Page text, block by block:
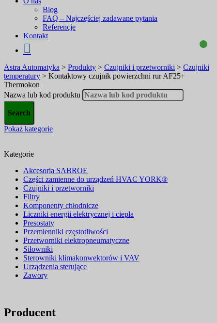
Blog
FAQ – Najczęściej zadawane pytania
Referencje
Kontakt
Astra Automatyka > Produkty > Czujniki i przetworniki > Czujniki
temperatury > Kontaktowy czujnik powierzchni rur AF25+
Thermokon
Nazwa lub kod produktu
Pokaż kategorie
Kategorie
Akcesoria SABROE
Części zamienne do urządzeń HVAC YORK®
Czujniki i przetworniki
Filtry
Komponenty chłodnicze
Liczniki energii elektrycznej i ciepła
Presostaty
Przemienniki częstotliwości
Przetworniki elektropneumatyczne
Siłowniki
Sterowniki klimakonwektorów i VAV
Urządzenia sterujące
Zawory
Producent